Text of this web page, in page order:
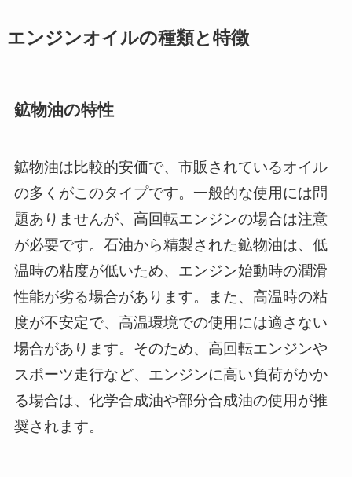
エンジンオイルの種類と特徴
鉱物油の特性
鉱物油は比較的安価で、市販されているオイル
の多くがこのタイプです。一般的な使用には問
題ありませんが、高回転エンジンの場合は注意
が必要です。石油から精製された鉱物油は、低
温時の粘度が低いため、エンジン始動時の潤滑
性能が劣る場合があります。また、高温時の粘
度が不安定で、高温環境での使用には適さない
場合があります。そのため、高回転エンジンや
スポーツ走行など、エンジンに高い負荷がかか
る場合は、化学合成油や部分合成油の使用が推
奨されます。